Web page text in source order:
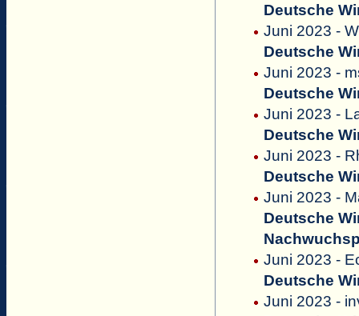
Deutsche
Juni 2023 -
Deutsche
Juni 2023 -
Deutsche
Juni 2023 -
Deutsche
Juni 2023 -
Deutsche
Juni 2023 -
Deutsche
Juni 2023 -
Deutsche
Juni 2023 -